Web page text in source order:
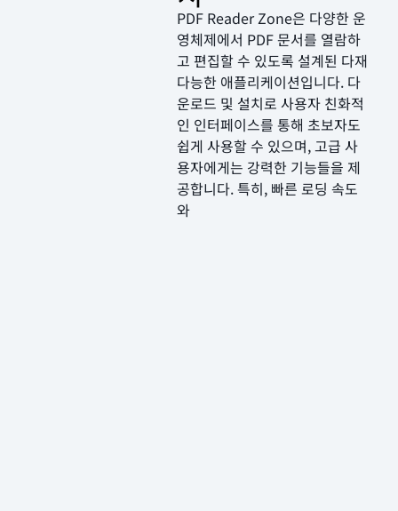
PDF Reader Zone은 다양한 운
영체제에서 PDF 문서를 열람하
고 편집할 수 있도록 설계된 다재
다능한 애플리케이션입니다. 다
운로드 및 설치로 사용자 친화적
인 인터페이스를 통해 초보자도
쉽게 사용할 수 있으며, 고급 사
용자에게는 강력한 기능들을 제
공합니다. 특히, 빠른 로딩 속도
와